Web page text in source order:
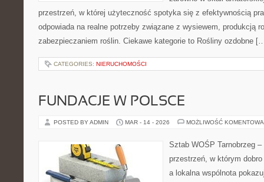
przestrzeń, w której użyteczność spotyka się z efektywnością
odpowiada na realne potrzeby związane z wysiewem, produkcją
zabezpieczaniem roślin. Ciekawe kategorie to Rośliny ozdobne
CATEGORIES: NIERUCHOMOŚCI
FUNDACJE W POLSCE
POSTED BY ADMIN MAR - 14 - 2026 MOŻLIWOŚĆ
Sztab WOŚP Tarnobrzeg
przestrzeń, w którym
a lokalna wspólnota